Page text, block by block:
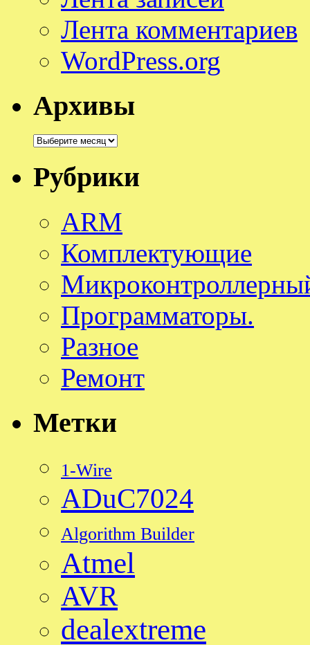
Лента комментариев
WordPress.org
Архивы
Архивы
Рубрики
ARM
Комплектующие
Программаторы.
Разное
Ремонт
Метки
1-Wire
ADuC7024
Algorithm Builder
Atmel
AVR
dealextreme